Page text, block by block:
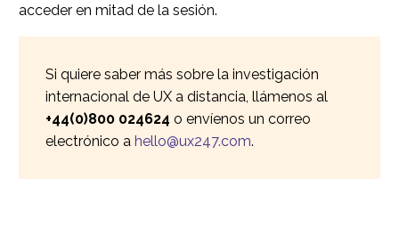
acceder en mitad de la sesión.
Si quiere saber más sobre la investigación
internacional de UX a distancia, llámenos al
+44(0)800 024624 o envíenos un correo
electrónico a hello@ux247.com.